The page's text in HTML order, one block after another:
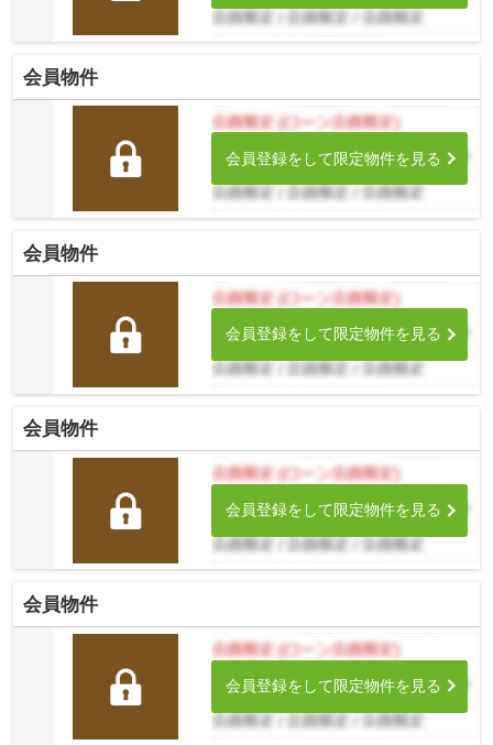
会員物件
会員登録をして限定物件を見る
会員物件
会員登録をして限定物件を見る
会員物件
会員登録をして限定物件を見る
会員物件
会員登録をして限定物件を見る